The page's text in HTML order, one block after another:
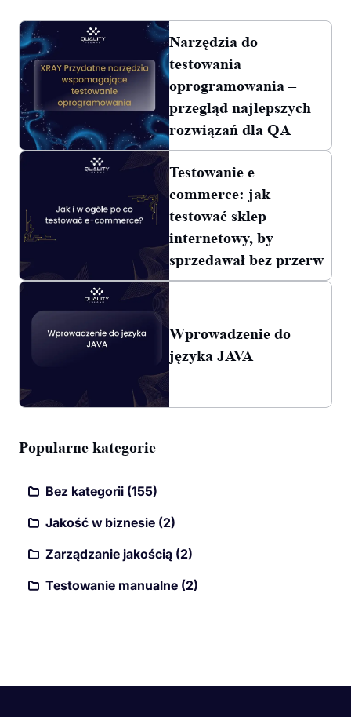
Narzędzia do
testowania
oprogramowania –
przegląd najlepszych
rozwiązań dla QA
Testowanie e
commerce: jak
testować sklep
internetowy, by
sprzedawał bez przerw
Wprowadzenie do
języka JAVA
Popularne kategorie
Bez kategorii (155)
Jakość w biznesie (2)
Zarządzanie jakością (2)
Testowanie manualne (2)